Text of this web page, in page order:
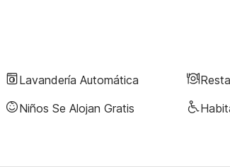
Lavandería Automática
Niños Se Alojan Gratis